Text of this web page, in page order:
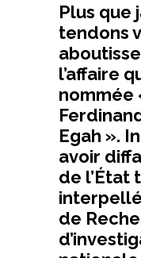
Plus que
tendons
l’affaire
nommée
Egah ».
avoir
de l’État
de